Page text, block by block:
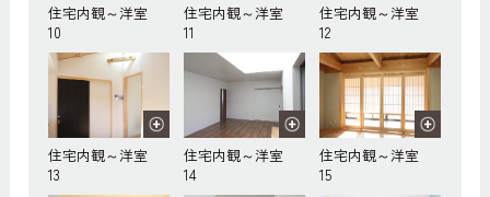
住宅内観～洋室
10
住宅内観～洋室
11
住宅内観～洋室
12
住宅内観～洋室
13
住宅内観～洋室
14
住宅内観～洋室
15